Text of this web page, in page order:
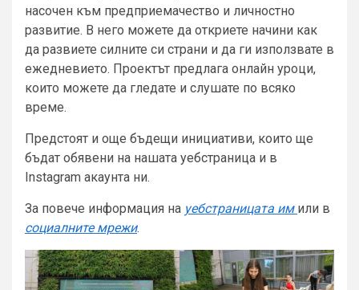
насочен към предприемачество и личностно
развитие. В него можете да откриете начини как
да развиете силните си страни и да ги използвате в
ежедневието. Проектът предлага онлайн уроци,
които можете да гледате и слушате по всяко
време.
Предстоят и още бъдещи инициативи, които ще
бъдат обявени на нашата уебстраница и в
Instagram акаунта ни.
За повече информация на уебстраницата им или в
социалните мрежи.